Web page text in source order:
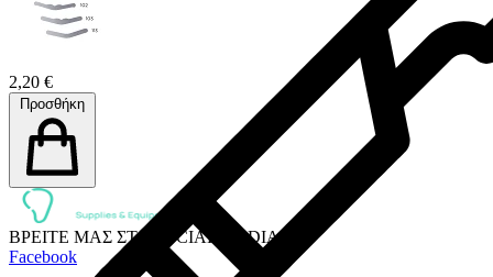
2,20 €
Προσθήκη
ΒΡΕΙΤΕ ΜΑΣ ΣΤΑ SOCIAL MEDIA:
Facebook